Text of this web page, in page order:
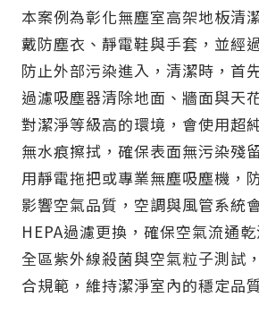
本案例為彰化無塵室高架地板清
戴防塵衣、靜電鞋與手套，並經
防止外部污染進入，清潔時，首
過濾吸塵器清除地面、牆面與天
對潔淨等級高的環境，會使用超
無水痕擦拭，確保表面無污染殘
用靜電拖把或專業無塵吸塵機，
影響空氣品質，空調與風管系統
HEPA過濾更換，確保空氣流通乾
全區紫外線殺菌與空氣粒子測試
合規範，維持潔淨室內的穩定品